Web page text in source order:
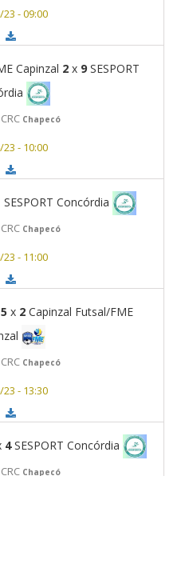
- 09:00
Capinzal 2 x 9 SESPORT
Chapecó
- 10:00
SESPORT Concórdia
Chapecó
- 11:00
5 x 2Capinzal Futsal/FME
Chapecó
- 13:30
4SESPORT Concórdia
Chapecó